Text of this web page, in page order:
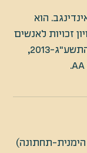
הוא
זכויות לאנשים
עם מוגבלות (התאמות נגישות לשירות) התשע"ג-2013,
הימנית-תחתונה)